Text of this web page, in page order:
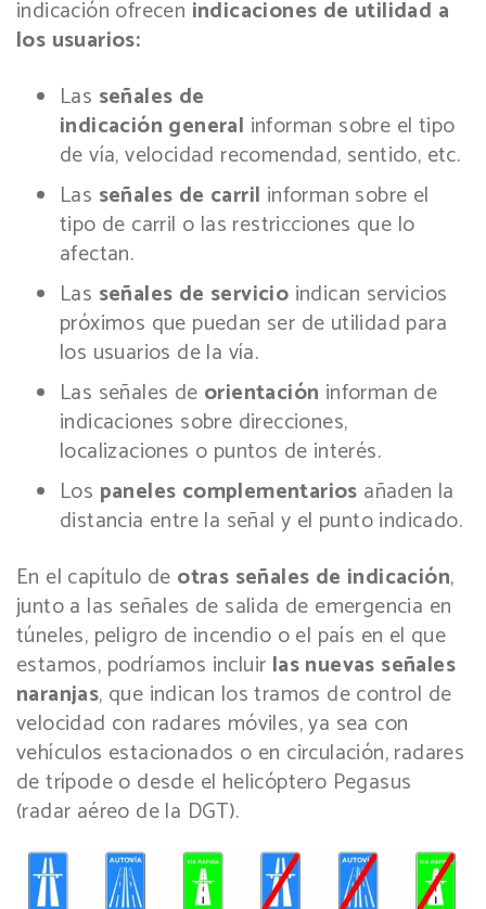
indicación ofrecen indicaciones de utilidad a
los usuarios:
Las señales de
indicación general informan sobre el tipo
de vía, velocidad recomendad, sentido, etc.
Las señales de carril informan sobre el
tipo de carril o las restricciones que lo
afectan.
Las señales de servicio indican servicios
próximos que puedan ser de utilidad para
los usuarios de la vía.
Las señales de orientación informan de
indicaciones sobre direcciones,
localizaciones o puntos de interés.
Los paneles complementarios añaden la
distancia entre la señal y el punto indicado.
En el capítulo de otras señales de indicación,
junto a las señales de salida de emergencia en
túneles, peligro de incendio o el país en el que
estamos, podríamos incluir las nuevas señales
naranjas, que indican los tramos de control de
velocidad con radares móviles, ya sea con
vehículos estacionados o en circulación, radares
de trípode o desde el helicóptero Pegasus
(radar aéreo de la DGT).